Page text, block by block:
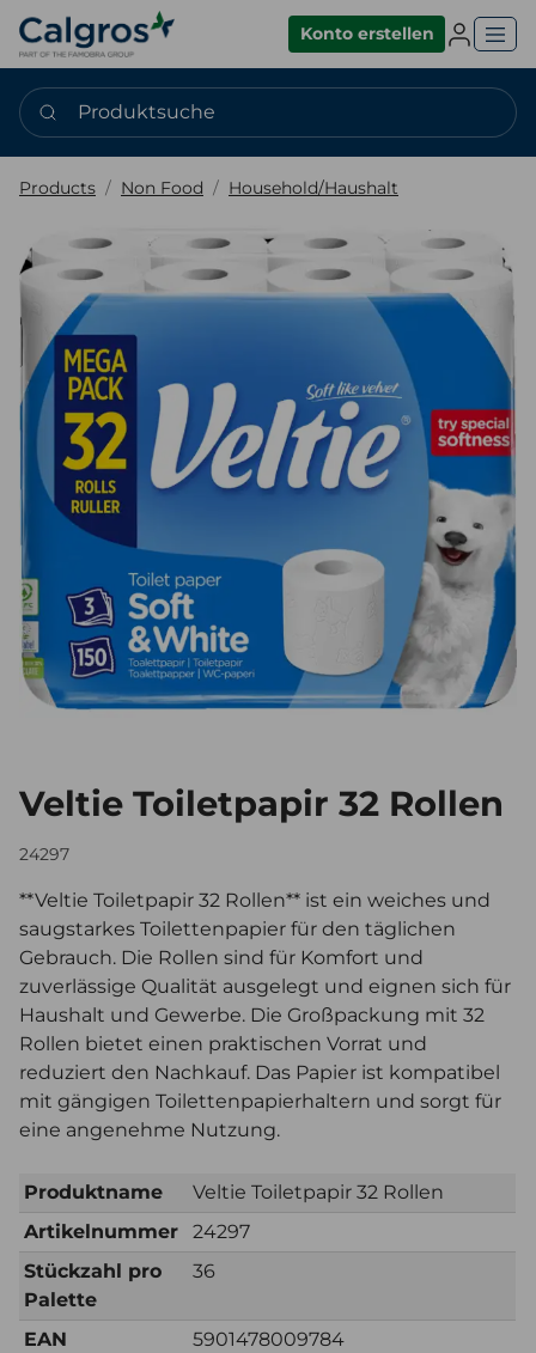
Konto erstellen
Produktsuche
Products Non Food Household/Haushalt
Veltie Toiletpapir 32 Rollen
24297
**Veltie Toiletpapir 32 Rollen** ist ein weiches und
saugstarkes Toilettenpapier für den täglichen
Gebrauch. Die Rollen sind für Komfort und
zuverlässige Qualität ausgelegt und eignen sich für
Haushalt und Gewerbe. Die Großpackung mit 32
Rollen bietet einen praktischen Vorrat und
reduziert den Nachkauf. Das Papier ist kompatibel
mit gängigen Toilettenpapierhaltern und sorgt für
eine angenehme Nutzung.
Produktname
Veltie Toiletpapir 32 Rollen
Artikelnummer
24297
Stückzahl pro
Palette
36
EAN
5901478009784